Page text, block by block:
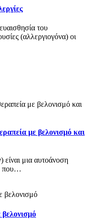
του
(αλλεργιογόνα) οι
με βελονισμό και
μια αυτοάνοση
που…
βελονισμό